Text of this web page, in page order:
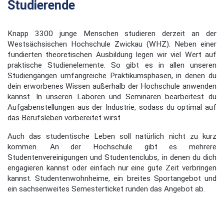
Studierende
Knapp 3300 junge Menschen studieren derzeit an der
Westsächsischen Hochschule Zwickau (WHZ). Neben einer
fundierten theoretischen Ausbildung legen wir viel Wert auf
praktische Studienelemente. So gibt es in allen unseren
Studiengängen umfangreiche Praktikumsphasen, in denen du
dein erworbenes Wissen außerhalb der Hochschule anwenden
kannst. In unseren Laboren und Seminaren bearbeitest du
Aufgabenstellungen aus der Industrie, sodass du optimal auf
das Berufsleben vorbereitet wirst.
Auch das studentische Leben soll natürlich nicht zu kurz
kommen. An der Hochschule gibt es mehrere
Studentenvereinigungen und Studentenclubs, in denen du dich
engagieren kannst oder einfach nur eine gute Zeit verbringen
kannst. Studentenwohnheime, ein breites Sportangebot und
ein sachsenweites Semesterticket runden das Angebot ab.